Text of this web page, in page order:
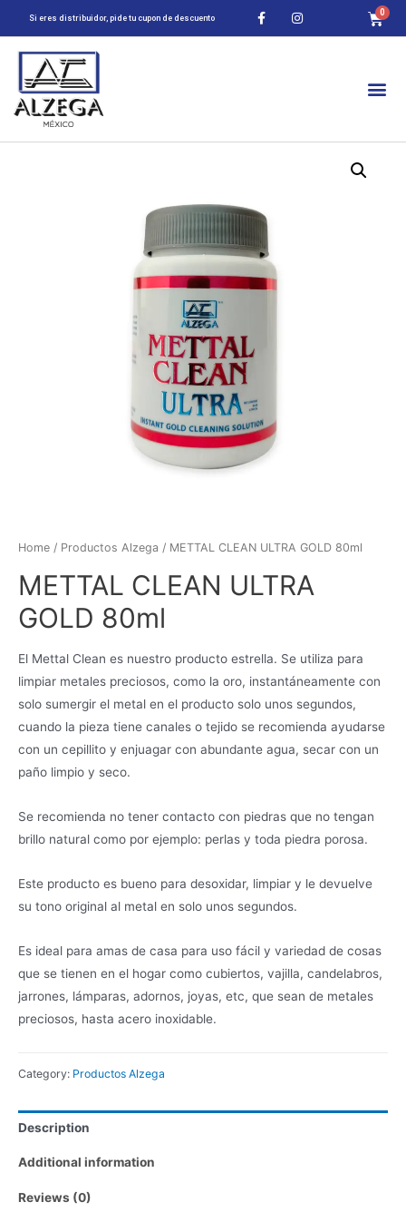
Si eres distribuidor, pide tu cupon de descuento
Home / Productos Alzega / METTAL CLEAN ULTRA GOLD 80ml
METTAL CLEAN ULTRA
GOLD 80ml
El Mettal Clean es nuestro producto estrella. Se utiliza para
limpiar metales preciosos, como la oro, instantáneamente con
solo sumergir el metal en el producto solo unos segundos,
cuando la pieza tiene canales o tejido se recomienda ayudarse
con un cepillito y enjuagar con abundante agua, secar con un
paño limpio y seco.
Se recomienda no tener contacto con piedras que no tengan
brillo natural como por ejemplo: perlas y toda piedra porosa.
Este producto es bueno para desoxidar, limpiar y le devuelve
su tono original al metal en solo unos segundos.
Es ideal para amas de casa para uso fácil y variedad de cosas
que se tienen en el hogar como cubiertos, vajilla, candelabros,
jarrones, lámparas, adornos, joyas, etc, que sean de metales
preciosos, hasta acero inoxidable.
Category: Productos Alzega
Description
Additional information
Reviews (0)